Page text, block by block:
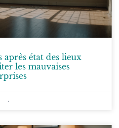
après état des lieux
les mauvaises